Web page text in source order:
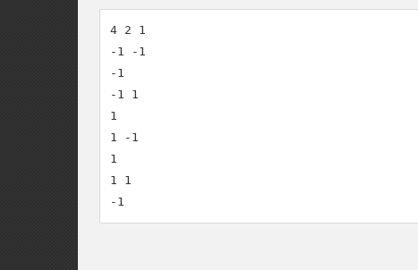
4 2 1
-1 -1
-1
-1 1
1
1 -1
1
1 1
-1